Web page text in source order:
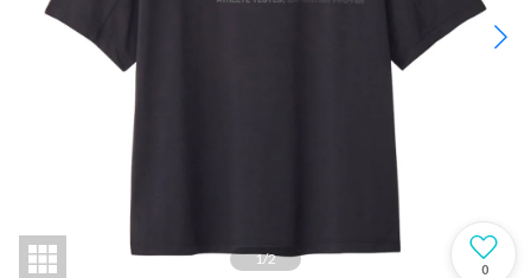
1/2
0